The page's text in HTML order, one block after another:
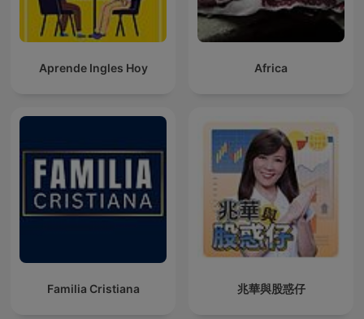
Aprende Ingles Hoy Africa
Familia Cristiana 兆華與股惑仔